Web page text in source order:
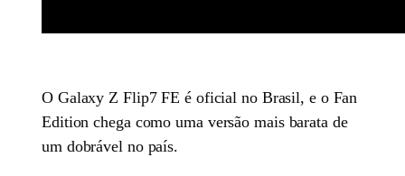
O Galaxy Z Flip7 FE é oficial no Brasil, e o Fan
Edition chega como uma versão mais barata de
um dobrável no país.